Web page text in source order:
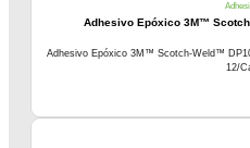
Adhesivo Epóxico 3M™
Adhesivo Epóxico 3M™ Scotch-Weld™
12/